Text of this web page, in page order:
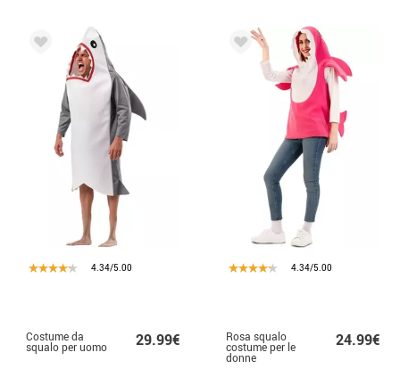
4.34/5.00
Costume da
squalo per uomo 29.99€
4.34/5.00
Rosa squalo
costume per le
donne
24.99€